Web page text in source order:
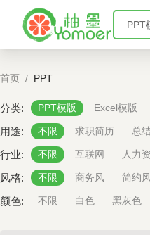
PPT
首页 / PPT
分类: PPT模版 Excel模版
用途: 不限 求职简历 总
行业: 不限 互联网 人力
风格: 不限 商务风 简约
颜色: 不限 白色 黑灰色